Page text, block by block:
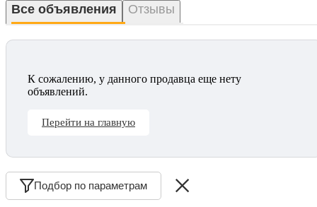
Все объявления Отзывы
К сожалению, у данного продавца еще нету
объявлений.
Перейти на главную
Подбор по параметрам